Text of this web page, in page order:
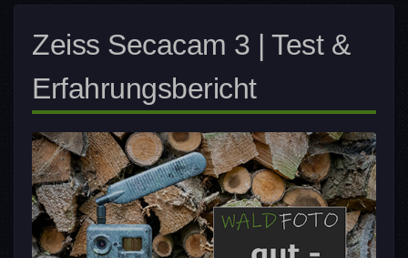
Zeiss Secacam 3 | Test &
Erfahrungsbericht